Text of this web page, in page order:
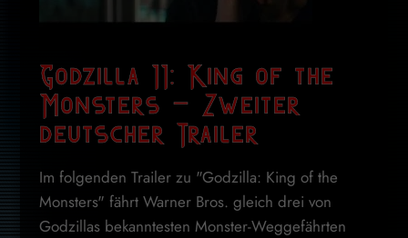
Godzilla II: King of the
Monsters – Zweiter
deutscher Trailer
Im folgenden Trailer zu "Godzilla: King of the
Monsters" fährt Warner Bros. gleich drei von
Godzillas bekanntesten Monster-Weggefährten